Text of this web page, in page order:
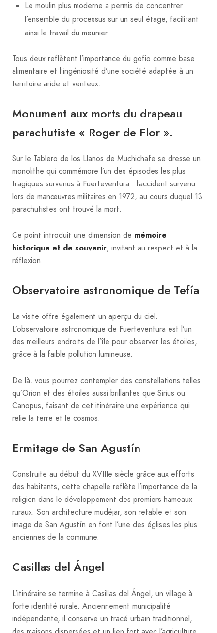
Le moulin plus moderne a permis de concentrer
l’ensemble du processus sur un seul étage, facilitant
ainsi le travail du meunier.
Tous deux reflètent l’importance du gofio comme base
alimentaire et l’ingéniosité d’une société adaptée à un
territoire aride et venteux.
Monument aux morts du drapeau
parachutiste « Roger de Flor ».
Sur le Tablero de los Llanos de Muchichafe se dresse un
monolithe qui commémore l’un des épisodes les plus
tragiques survenus à Fuerteventura : l’accident survenu
lors de manœuvres militaires en 1972, au cours duquel 13
parachutistes ont trouvé la mort.
Ce point introduit une dimension de mémoire
historique et de souvenir, invitant au respect et à la
réflexion.
Observatoire astronomique de Tefía
La visite offre également un aperçu du ciel.
L’observatoire astronomique de Fuerteventura est l’un
des meilleurs endroits de l’île pour observer les étoiles,
grâce à la faible pollution lumineuse.
De là, vous pourrez contempler des constellations telles
qu’Orion et des étoiles aussi brillantes que Sirius ou
Canopus, faisant de cet itinéraire une expérience qui
relie la terre et le cosmos.
Ermitage de San Agustín
Construite au début du XVIIIe siècle grâce aux efforts
des habitants, cette chapelle reflète l’importance de la
religion dans le développement des premiers hameaux
ruraux. Son architecture mudéjar, son retable et son
image de San Agustín en font l’une des églises les plus
anciennes de la commune.
Casillas del Ángel
L’itinéraire se termine à Casillas del Ángel, un village à
forte identité rurale. Anciennement municipalité
indépendante, il conserve un tracé urbain traditionnel,